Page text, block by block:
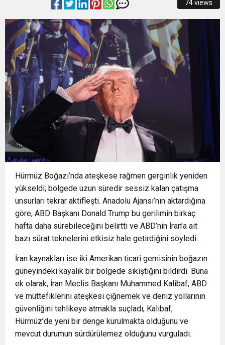
Buca Metrosu’nda dev adım Tünellerin büyük
bölümü tamamlandı
13:13 Kemeraltı’nın yaşayan mirasına 22 yıldır
kesintisiz destek Tarihi çarşının nasırlı elleri
mirasın son bekçileri
18:51 Osmangazi’de Geleceğin Yüzücüleri
Sertifikalarını Aldı
16:01 MUSTAFA KESER’DEN MÜZİK VE KAHKAHA
17:40 BURSA’DA 700 YILLIK FETİH RUHU
MARŞLARLA YAŞATILIYOR
74 views
Hürmüz Boğazı’nda ateşkese rağmen gerginlik yeniden
yükseldi; bölgede uzun süredir sessiz kalan çatışma
unsurları tekrar aktifleşti. Anadolu Ajansı’nın aktardığına
göre, ABD Başkanı Donald Trump bu gerilimin birkaç
hafta daha sürebileceğini belirtti ve ABD’nin İran’a ait
bazı sürat teknelerini etkisiz hale getirdiğini söyledi.
İran kaynakları ise iki Amerikan ticari gemisinin boğazın
güneyindeki kayalık bir bölgede sıkıştığını bildirdi. Buna
ek olarak, İran Meclis Başkanı Muhammed Kalibaf, ABD
ve müttefiklerini ateşkesi çiğnemek ve deniz yollarının
güvenliğini tehlikeye atmakla suçladı; Kalibaf,
Hürmüz’de yeni bir denge kurulmakta olduğunu ve
mevcut durumun sürdürülemez olduğunu vurguladı.